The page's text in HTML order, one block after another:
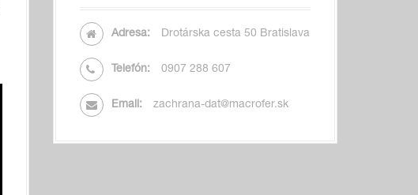
Adresa: Drotárska cesta 50 Bratislava
Telefón: 0907 288 607
Email: zachrana-dat@macrofer.sk